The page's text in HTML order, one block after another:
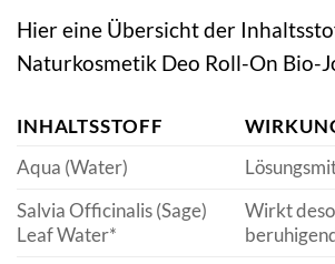
Hier eine Übersicht der
Naturkosmetik Deo Roll-On Bio-
INHALTSSTOFF
Aqua (Water)
Salvia Officinalis (Sage)
Leaf Water*
Wirkt